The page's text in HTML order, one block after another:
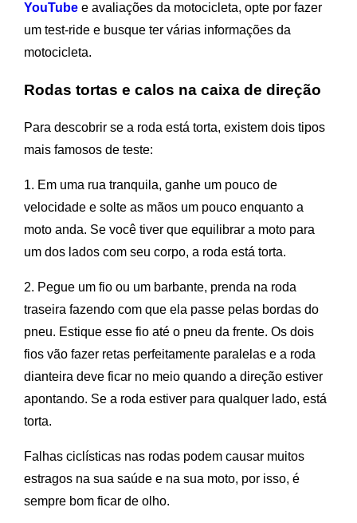
YouTubee avaliações da motocicleta, opte por fazer
um test-ride e busque ter várias informações da
motocicleta.
Rodas tortas e calos na caixa de direção
Para descobrir se a roda está torta, existem dois tipos
mais famosos de teste:
1. Em uma rua tranquila, ganhe um pouco de
velocidade e solte as mãos um pouco enquanto a
moto anda. Se você tiver que equilibrar a moto para
um dos lados com seu corpo, a roda está torta.
2. Pegue um fio ou um barbante, prenda na roda
traseira fazendo com que ela passe pelas bordas do
pneu. Estique esse fio até o pneu da frente. Os dois
fios vão fazer retas perfeitamente paralelas e a roda
dianteira deve ficar no meio quando a direção estiver
apontando. Se a roda estiver para qualquer lado, está
torta.
Falhas ciclísticas nas rodas podem causar muitos
estragos na sua saúde e na sua moto, por isso, é
sempre bom ficar de olho.